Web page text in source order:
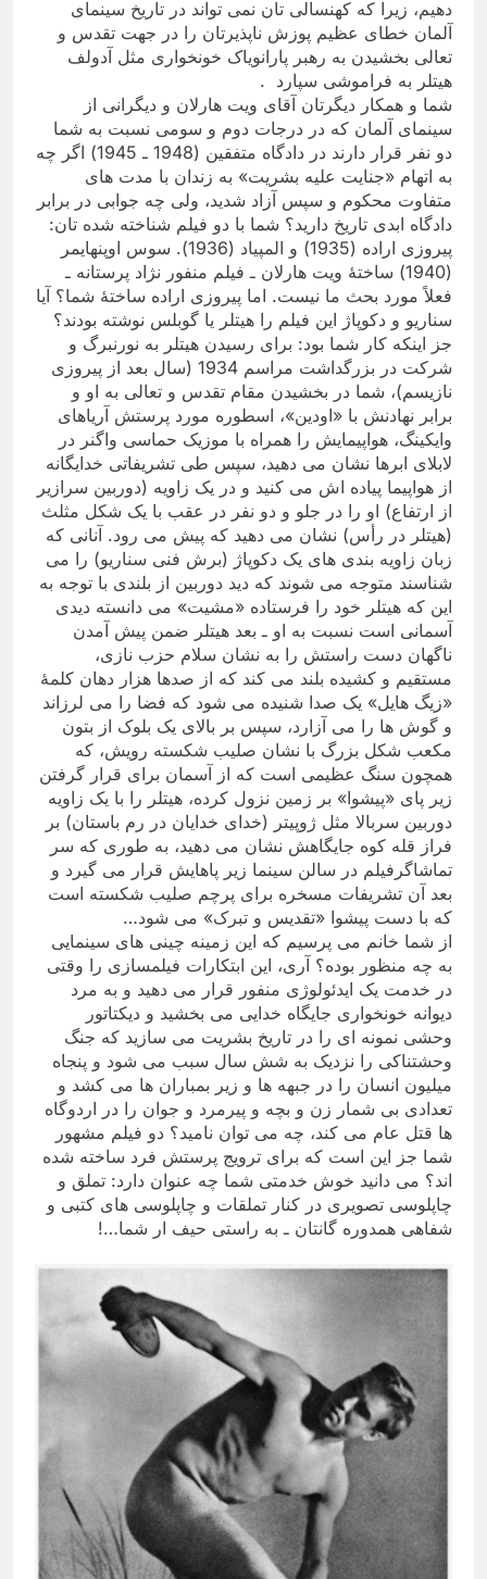
دهیم، زیرا که کهنسالی تان نمی تواند در تاریخ سینمای
آلمان خطای عظیم پوزش ناپذیرتان را در جهت تقدس و
تعالی بخشیدن به رهبر پارانویاک خونخواری مثل آدولف
هیتلر به فراموشی سپارد .
شما و همکار دیگرتان آقای ویت هارلان و دیگرانی از
سینمای آلمان که در درجات دوم و سومی نسبت به شما
دو نفر قرار دارند در دادگاه متفقین (1948 ـ 1945) اگر چه
به اتهام «جنایت علیه بشریت» به زندان با مدت های
متفاوت محکوم و سپس آزاد شدید، ولی چه جوابی در برابر
دادگاه ابدی تاریخ دارید؟ شما با دو فیلم شناخته شده تان:
پیروزی اراده (1935) و المپیاد (1936). سوس اوپنهایمر
(1940) ساختۀ ویت هارلان ـ فیلم منفور نژاد پرستانه ـ
فعلاً مورد بحث ما نیست. اما پیروزی اراده ساختۀ شما؟ آیا
سناریو و دکوپاژ این فیلم را هیتلر یا گوبلس نوشته بودند؟
جز اینکه کار شما بود: برای رسیدن هیتلر به نورنبرگ و
شرکت در بزرگداشت مراسم 1934 (سال بعد از پیروزی
نازیسم)، شما در بخشیدن مقام تقدس و تعالی به او و
برابر نهادنش با «اودین»، اسطوره مورد پرستش آریاهای
وایکینگ، هواپیمایش را همراه با موزیک حماسی واگنر در
لابلای ابرها نشان می دهید، سپس طی تشریفاتی خدایگانه
از هواپیما پیاده اش می کنید و در یک زاویه (دوربین سرازیر
از ارتفاع) او را در جلو و دو نفر در عقب با یک شکل مثلث
(هیتلر در رأس) نشان می دهید که پیش می رود. آنانی که
زبان زاویه بندی های یک دکوپاژ (برش فنی سناریو) را می
شناسند متوجه می شوند که دید دوربین از بلندی با توجه به
این که هیتلر خود را فرستاده «مشیت» می دانسته دیدی
آسمانی است نسبت به او ـ بعد هیتلر ضمن پیش آمدن
ناگهان دست راستش را به نشان سلام حزب نازی،
مستقیم و کشیده بلند می کند که از صدها هزار دهان کلمۀ
«زیگ هایل» یک صدا شنیده می شود که فضا را می لرزاند
و گوش ها را می آزارد، سپس بر بالای یک بلوک از بتون
مکعب شکل بزرگ با نشان صلیب شکسته رویش، که
همچون سنگ عظیمی است که از آسمان برای قرار گرفتن
زیر پای «پیشوا» بر زمین نزول کرده، هیتلر را با یک زاویه
دوربین سربالا مثل ژوپیتر (خدای خدایان در رم باستان) بر
فراز قله کوه جایگاهش نشان می دهید، به طوری که سر
تماشاگرفیلم در سالن سینما زیر پاهایش قرار می گیرد و
بعد آن تشریفات مسخره برای پرچم صلیب شکسته است
که با دست پیشوا «تقدیس و تبرک» می شود…
از شما خانم می پرسیم که این زمینه چینی های سینمایی
به چه منظور بوده؟ آری، این ابتکارات فیلمسازی را وقتی
در خدمت یک ایدئولوژی منفور قرار می دهید و به مرد
دیوانه خونخواری جایگاه خدایی می بخشید و دیکتاتور
وحشی نمونه ای را در تاریخ بشریت می سازید که جنگ
وحشتناکی را نزدیک به شش سال سبب می شود و پنجاه
میلیون انسان را در جبهه ها و زیر بمباران ها می کشد و
تعدادی بی شمار زن و بچه و پیرمرد و جوان را در اردوگاه
ها قتل عام می کند، چه می توان نامید؟ دو فیلم مشهور
شما جز این است که برای ترویج پرستش فرد ساخته شده
اند؟ می دانید خوش خدمتی شما چه عنوان دارد: تملق و
چاپلوسی تصویری در کنار تملقات و چاپلوسی های کتبی و
شفاهی همدوره گانتان ـ به راستی حیف ار شما!…